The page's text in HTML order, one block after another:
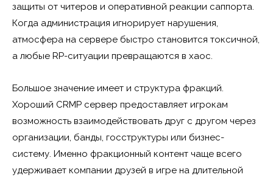
защиты от читеров и оперативной реакции саппорта.
Когда администрация игнорирует нарушения,
атмосфера на сервере быстро становится токсичной,
а любые RP-ситуации превращаются в хаос.
Большое значение имеет и структура фракций.
Хороший CRMP сервер предоставляет игрокам
возможность взаимодействовать друг с другом через
организации, банды, госструктуры или бизнес-
систему. Именно фракционный контент чаще всего
удерживает компании друзей в игре на длительной